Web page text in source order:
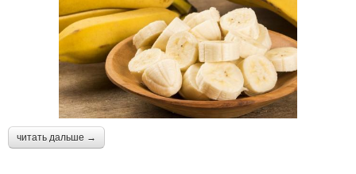
читать дальше →